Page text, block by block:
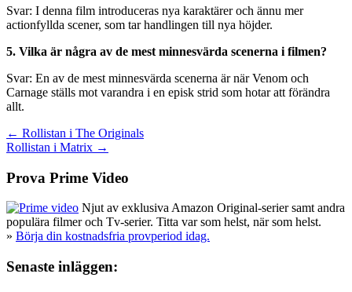
Svar: I denna film introduceras nya karaktärer och ännu mer
actionfyllda scener, som tar handlingen till nya höjder.
5. Vilka är några av de mest minnesvärda scenerna i filmen?
Svar: En av de mest minnesvärda scenerna är när Venom och
Carnage ställs mot varandra i en episk strid som hotar att förändra
allt.
Inläggsnavigering
← Rollistan i The Originals
Rollistan i Matrix →
Prova Prime Video
Njut av exklusiva Amazon Original-serier samt andra
populära filmer och Tv-serier. Titta var som helst, när som helst.
» Börja din kostnadsfria provperiod idag.
Senaste inläggen: